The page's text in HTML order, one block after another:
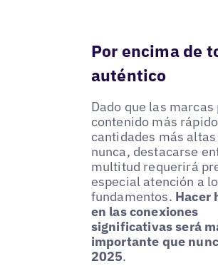
Por encima de
auténtico
Dado que las marcas
contenido más
cantidades más altas
nunca, destacarse
multitud requerirá
especial atención a
fundamentos. Hacer
en las conexiones
significativas será
importante que
2025.